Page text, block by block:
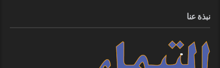
نبذة عنا